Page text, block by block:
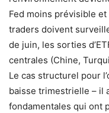
Fed moins prévisible
traders doivent
de juin, les sorties
centrales (Chine,
Le cas structurel pour
baisse trimestrielle – il
fondamentales qui ont